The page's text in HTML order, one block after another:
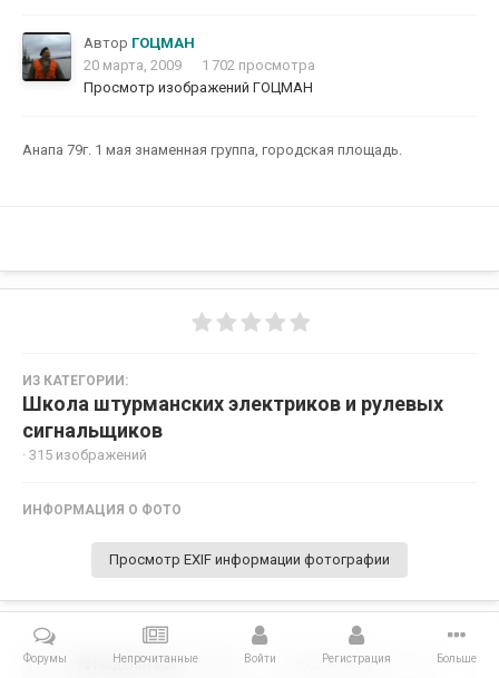
Автор ГОЦМАН
20 марта, 2009
1 702 просмотра
Просмотр изображений ГОЦМАН
Анапа 79г. 1 мая знаменная группа, городская площадь.
ИЗ КАТЕГОРИИ:
Школа штурманских электриков и рулевых
сигнальщиков
· 315 изображений
ИНФОРМАЦИЯ О ФОТО
Просмотр EXIF информации фотографии
Поделиться Подписчики 0
Форумы Непрочитанные Войти Регистрация Больше